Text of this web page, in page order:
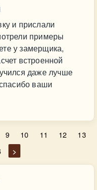
и прислали
примеры
у замерщика,
встроенной
даже лучше
ваши
9 10 11 12
13
>